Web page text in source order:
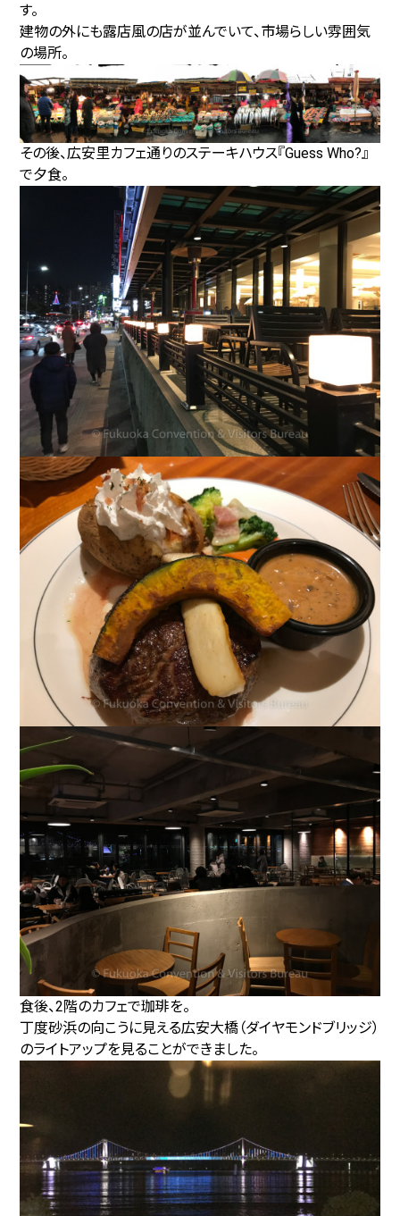
す。
建物の外にも露店風の店が並んでいて、市場らしい雰囲気
の場所。
その後、広安里カフェ通りのステーキハウス『Guess Who?』
で夕食。
食後、2階のカフェで珈琲を。
丁度砂浜の向こうに見える広安大橋（ダイヤモンドブリッジ）
のライトアップを見ることができました。